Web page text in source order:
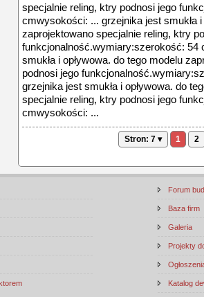
specjalnie reling, ktry podnosi jego
cmwysokości: ... grzejnika jest smukła
zaprojektowano specjalnie reling, ktry
funkcjonalność.wymiary:szerokość: 54
smukła i opływowa. do tego modelu
podnosi jego
grzejnika jest smukła i opływowa. do
specjalnie reling, ktry podnosi jego
cmwysokości: ...
Stron: 7 ▾ 1 2
Forum
Baza firm
Galeria
Projekty
Katalog